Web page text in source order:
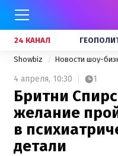
24 КАНАЛ
Showbiz Новости шоу-
4 апреля, 10:30 1
Бритни
желание
в
детали